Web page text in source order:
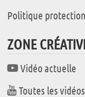
Politique
ZONE
Vidéo actuelle
Toutes les vidéos